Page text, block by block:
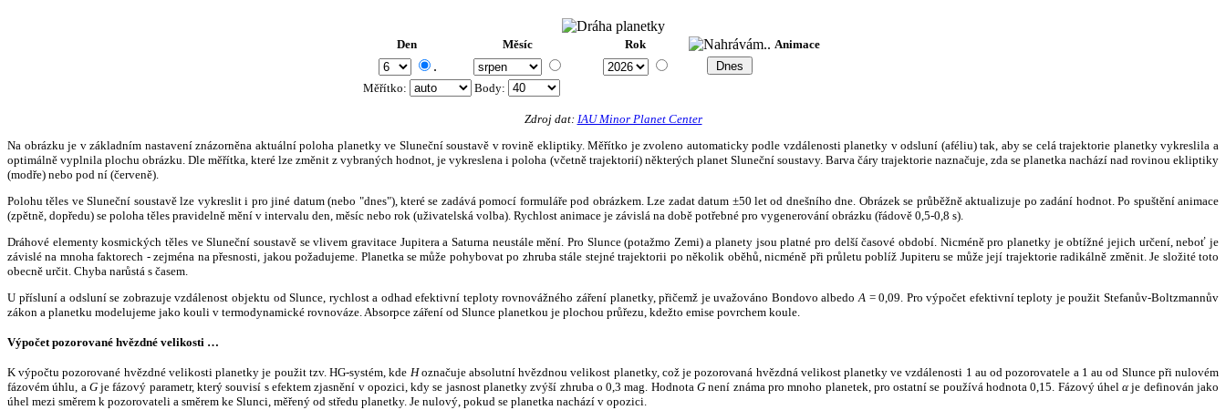
Den Měsíc Rok Animace
.
Měřítko: Body:
Zdroj dat: IAU Minor Planet Center
Na obrázku je v základním nastavení znázorněna aktuální poloha planetky ve Sluneční soustavě v rovině ekliptiky. Měřítko je zvoleno automaticky podle vzdálenosti planetky v odsluní (aféliu) tak, aby se celá trajektorie planetky vykreslila a
optimálně vyplnila plochu obrázku. Dle měřítka, které lze změnit z vybraných hodnot, je vykreslena i poloha (včetně trajektorií) některých planet Sluneční soustavy. Barva čáry trajektorie naznačuje, zda se planetka nachází nad rovinou ekliptiky
(modře) nebo pod ní (červeně).
Polohu těles ve Sluneční soustavě lze vykreslit i pro jiné datum (nebo "dnes"), které se zadává pomocí formuláře pod obrázkem. Lze zadat datum ±50 let od dnešního dne. Obrázek se průběžně aktualizuje po zadání hodnot. Po spuštění animace
(zpětně, dopředu) se poloha těles pravidelně mění v intervalu den, měsíc nebo rok (uživatelská volba). Rychlost animace je závislá na době potřebné pro vygenerování obrázku (řádově 0,5-0,8 s).
Dráhové elementy kosmických těles ve Sluneční soustavě se vlivem gravitace Jupitera a Saturna neustále mění. Pro Slunce (potažmo Zemi) a planety jsou platné pro delší časové období. Nicméně pro planetky je obtížné jejich určení, neboť je
závislé na mnoha faktorech - zejména na přesnosti, jakou požadujeme. Planetka se může pohybovat po zhruba stále stejné trajektorii po několik oběhů, nicméně při průletu poblíž Jupiteru se může její trajektorie radikálně změnit. Je složité toto
obecně určit. Chyba narůstá s časem.
U přísluní a odsluní se zobrazuje vzdálenost objektu od Slunce, rychlost a odhad efektivní teploty rovnovážného záření planetky, přičemž je uvažováno Bondovo albedo A = 0,09. Pro výpočet efektivní teploty je použit Stefanův-Boltzmannův
zákon a planetku modelujeme jako kouli v termodynamické rovnováze. Absorpce záření od Slunce planetkou je plochou průřezu, kdežto emise povrchem koule.
Výpočet pozorované hvězdné velikosti …
K výpočtu pozorované hvězdné velikosti planetky je použit tzv. HG-systém, kde Hoznačuje absolutní hvězdnou velikost planetky, což je pozorovaná hvězdná velikost planetky ve vzdálenosti 1 au od pozorovatele a 1 au od Slunce při nulovém
fázovém úhlu, a Gje fázový parametr, který souvisí s efektem zjasnění v opozici, kdy se jasnost planetky zvýší zhruba o 0,3 mag. HodnotaG není známa pro mnoho planetek, pro ostatní se používá hodnota 0,15. Fázový úhelα je definován jako
úhel mezi směrem k pozorovateli a směrem ke Slunci, měřený od středu planetky. Je nulový, pokud se planetka nachází v opozici.